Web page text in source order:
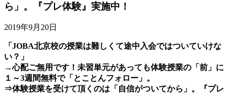
ら」。『プレ体験』実施中！
2019年9月20日
「JOBA北京校の授業は難しくて途中入会ではついていけな
い？」
→心配ご無用です！未習単元があっても体験授業の「前」に
１～3週間無料で「とことんフォロー」。
⇒体験授業を受けて頂くのは「自信がついてから」。『プレ